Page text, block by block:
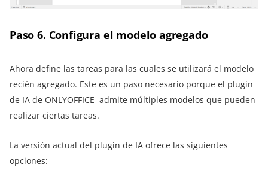
Paso 6. Configura el modelo agregado
Ahora define las tareas para las cuales se utilizará el modelo
recién agregado. Este es un paso necesario porque el plugin
de IA de ONLYOFFICE admite múltiples modelos que pueden
realizar ciertas tareas.
La versión actual del plugin de IA ofrece las siguientes
opciones: